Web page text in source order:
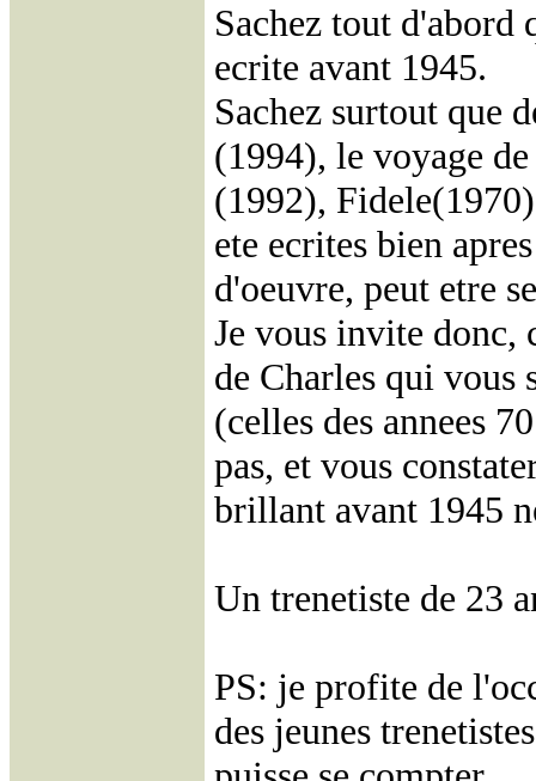
Sachez tout
ecrite avant 1945.
Sachez surtout que
(1994), le voyage
(1992),
ete ecrites bien
d'oeuvre, peut etre
Je vous invite donc,
de Charles qui vous
(celles des annees
pas, et vous
brillant avant 1945
Un trenetiste de 23
PS: je profite de
des jeunes